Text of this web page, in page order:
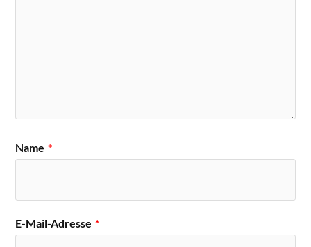
Name *
E-Mail-Adresse *